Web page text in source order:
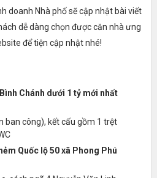
doanh Nhà phố sẽ cập nhật bài viết
dễ dàng chọn được căn nhà ưng
để tiện cập nhật nhé!
Chánh dưới 1 tỷ mới nhất
ban công), kết cấu gồm 1 trệt
hẻm Quốc lộ 50 xã Phong Phú